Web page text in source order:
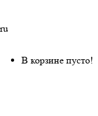
В корзине пусто!